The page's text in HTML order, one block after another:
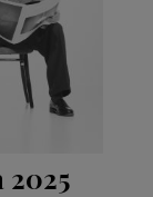
2025